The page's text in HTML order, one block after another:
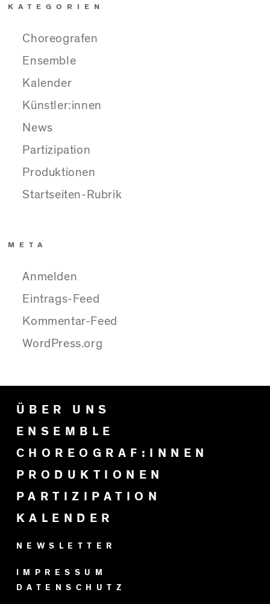
KATEGORIEN
Choreografen
Ensemble
Kalender
Künstler:innen
News
Partizipation
Produktionen
Startseiten-Rubrik
META
Anmelden
Eintrags-Feed
Kommentar-Feed
WordPress.org
ÜBER UNS
ENSEMBLE
CHOREOGRAF:INNEN
PRODUKTIONEN
PARTIZIPATION
KALENDER
NEWSLETTER
IMPRESSUM
DATENSCHUTZ